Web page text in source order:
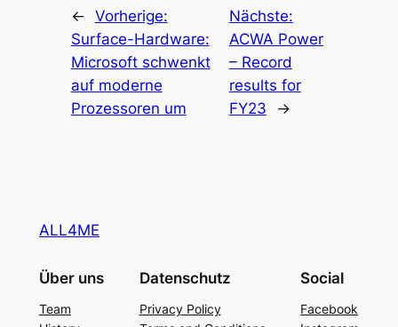
← Vorherige:
Surface-Hardware:
Microsoft schwenkt
auf moderne
Prozessoren um
Nächste:
ACWA Power
– Record
results for
FY23
→
ALL4ME
Über uns
Team
Datenschutz
Privacy Policy
Social
Facebook